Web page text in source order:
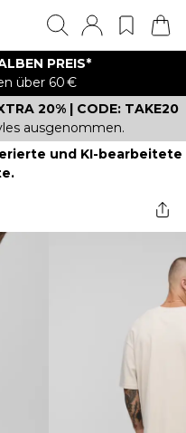
PREIS*
über 60 €
20% | CODE: TAKE20
ausgenommen.
und KI-bearbeitete